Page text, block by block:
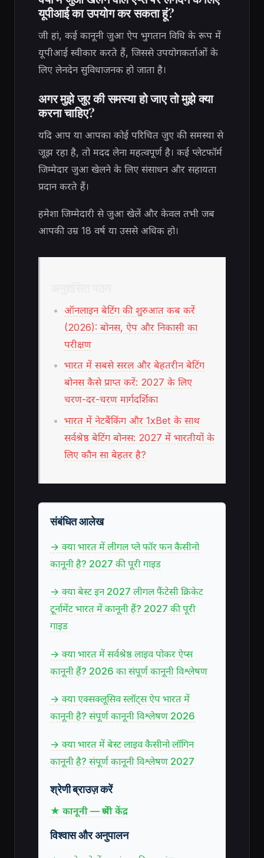
यूपीआई का उपयोग कर सकता हूं?
जी हां, कई कानूनी जुआ ऐप भुगतान विधि के रूप में
यूपीआई स्वीकार करते हैं, जिससे उपयोगकर्ताओं के
लिए लेनदेन सुविधाजनक हो जाता है।
अगर मुझे जुए की समस्या हो जाए तो मुझे क्या
करना चाहिए?
यदि आप या आपका कोई परिचित जुए की समस्या से
जूझ रहा है, तो मदद लेना महत्वपूर्ण है। कई प्लेटफॉर्म
जिम्मेदार जुआ खेलने के लिए संसाधन और सहायता
प्रदान करते हैं।
हमेशा जिम्मेदारी से जुआ खेलें और केवल तभी जब
आपकी उम्र 18 वर्ष या उससे अधिक हो।
ऑनलाइन बेटिंग की शुरुआत कब करें
(2026): बोनस, ऐप और निकासी का
परीक्षण
भारत में सबसे सरल और बेहतरीन बेटिंग
बोनस कैसे प्राप्त करें: 2027 के लिए
चरण-दर-चरण मार्गदर्शिका
भारत में नेटबैंकिंग और 1xBet के साथ
सर्वश्रेष्ठ बेटिंग बोनस: 2027 में भारतीयों के
लिए कौन सा बेहतर है?
संबंधित आलेख
→ क्या भारत में लीगल प्ले फॉर फन कैसीनो
कानूनी है? 2027 की पूरी गाइड
→ क्या बेस्ट इन 2027 लीगल फैंटेसी क्रिकेट
टूर्नामेंट भारत में कानूनी हैं? 2027 की पूरी
गाइड
→ क्या भारत में सर्वश्रेष्ठ लाइव पोकर ऐप्स
कानूनी हैं? 2026 का संपूर्ण कानूनी विश्लेषण
→ क्या एक्सक्लूसिव स्लॉट्स ऐप भारत में
कानूनी है? संपूर्ण कानूनी विश्लेषण 2026
→ क्या भारत में बेस्ट लाइव कैसीनो लॉगिन
कानूनी है? संपूर्ण कानूनी विश्लेषण 2027
श्रेणी ब्राउज़ करें
★ कानूनी — श्रेणी केंद्र
विश्वास और अनुपालन